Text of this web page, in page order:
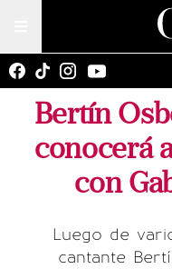
Bertín
conocerá
con
Luego de
cantante